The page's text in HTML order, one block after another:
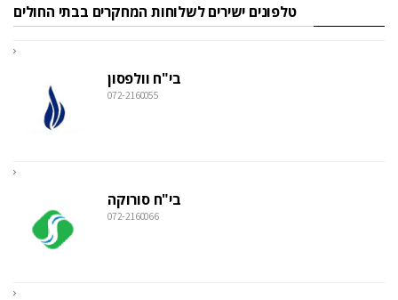
טלפונים ישירים לשלוחות המחקרים בבתי החולים
בי"ח וולפסון
072-2160055
בי"ח סורוקה
072-2160066